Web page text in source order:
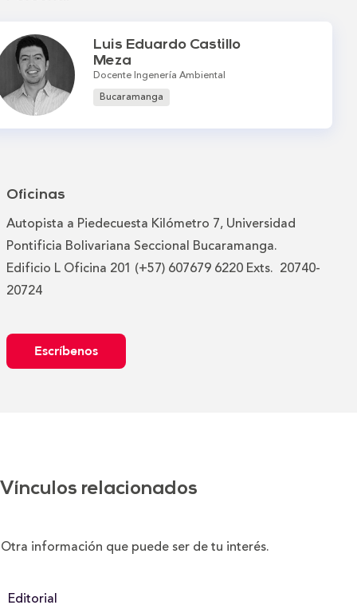
Luis Eduardo Castillo
Meza
Docente Ingenería Ambiental
Bucaramanga
Oficinas
Autopista a Piedecuesta Kilómetro 7, Universidad
Pontificia Bolivariana Seccional Bucaramanga.
Edificio L Oficina 201 (+57) 607679 6220 Exts. 20740-
20724
Escríbenos
Vínculos relacionados
Otra información que puede ser de tu interés.
Editorial